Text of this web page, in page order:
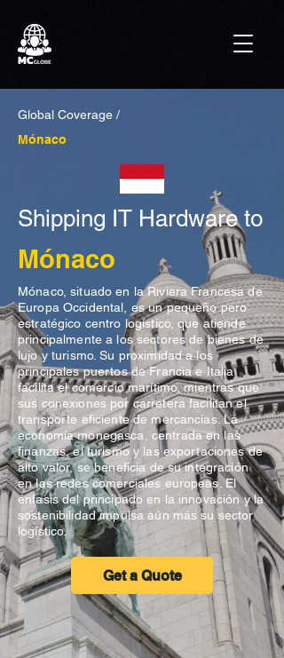
Global Coverage /
Mónaco
Shipping IT Hardware to
Mónaco
Mónaco, situado en la Riviera Francesa de
Europa Occidental, es un pequeño pero
estratégico centro logístico, que atiende
principalmente a los sectores de bienes de
lujo y turismo. Su proximidad a los
principales puertos de Francia e Italia
facilita el comercio marítimo, mientras que
sus conexiones por carretera facilitan el
transporte eficiente de mercancías. La
economía monegasca, centrada en las
finanzas, el turismo y las exportaciones de
alto valor, se beneficia de su integración
en las redes comerciales europeas. El
énfasis del principado en la innovación y la
sostenibilidad impulsa aún más su sector
logístico.
Get a Quote